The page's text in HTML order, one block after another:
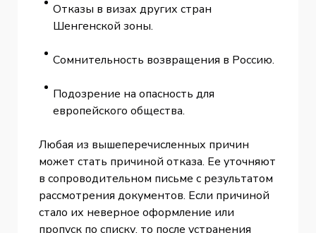
Отказы в визах других стран
Шенгенской зоны.
Сомнительность возвращения в Россию.
Подозрение на опасность для
европейского общества.
Любая из вышеперечисленных причин
может стать причиной отказа. Ее уточняют
в сопроводительном письме с результатом
рассмотрения документов. Если причиной
стало их неверное оформление или
пропуск по списку, то после устранения